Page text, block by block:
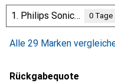
1. Philips Sonicare 0Tage
Alle 29 Marken
Rückgabequote